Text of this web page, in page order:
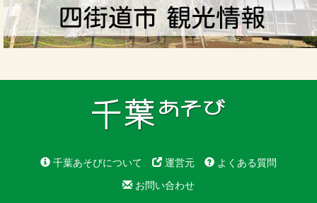
千葉あそびについて 運営元
よくある質問
お問い合わせ